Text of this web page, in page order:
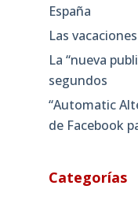
España
Las
La “nueva
segundos
“Automatic
de Facebook
Categorías